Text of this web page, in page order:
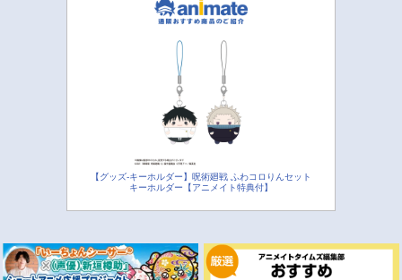
【グッズ-キーホルダー】呪術廻戦 ふわコロりんセット
キーホルダー【アニメイト特典付】